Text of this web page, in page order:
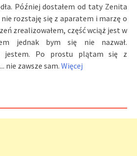
Później dostałem od taty Zenita
rozstaję się z aparatem i marzę o
zrealizowałem, część wciąż jest w
jednak bym się nie nazwał.
jestem. Po prostu plątam się z
nie zawsze sam. Więcej